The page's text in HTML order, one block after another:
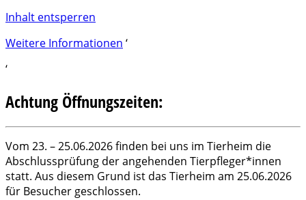
Inhalt entsperren
Weitere Informationen ‘
‘
Achtung Öffnungszeiten:
Vom 23. – 25.06.2026 finden bei uns im Tierheim die
Abschlussprüfung der angehenden Tierpfleger*innen
statt. Aus diesem Grund ist das Tierheim am 25.06.2026
für Besucher geschlossen.